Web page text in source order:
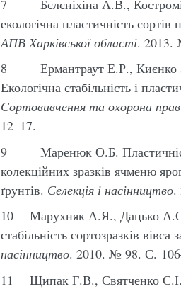
7 Бєлєніхіна А.В.,
екологічна пластичність
АПВ Харківської області. 2013.
8 Ермантраут Е.Р., Києнко
Екологічна стабільність і
Сортовивчення та охорона
12–17.
9 Маренюк О.Б. Пластичність
колекційних зразків ячменю
ґрунтів. Селекція і насінництво.
10 Марухняк А.Я., Дацько
стабільність сортозразків
насінництво. 2010. № 98. С.
11 Щипак Г.В., Святченко С.І.,